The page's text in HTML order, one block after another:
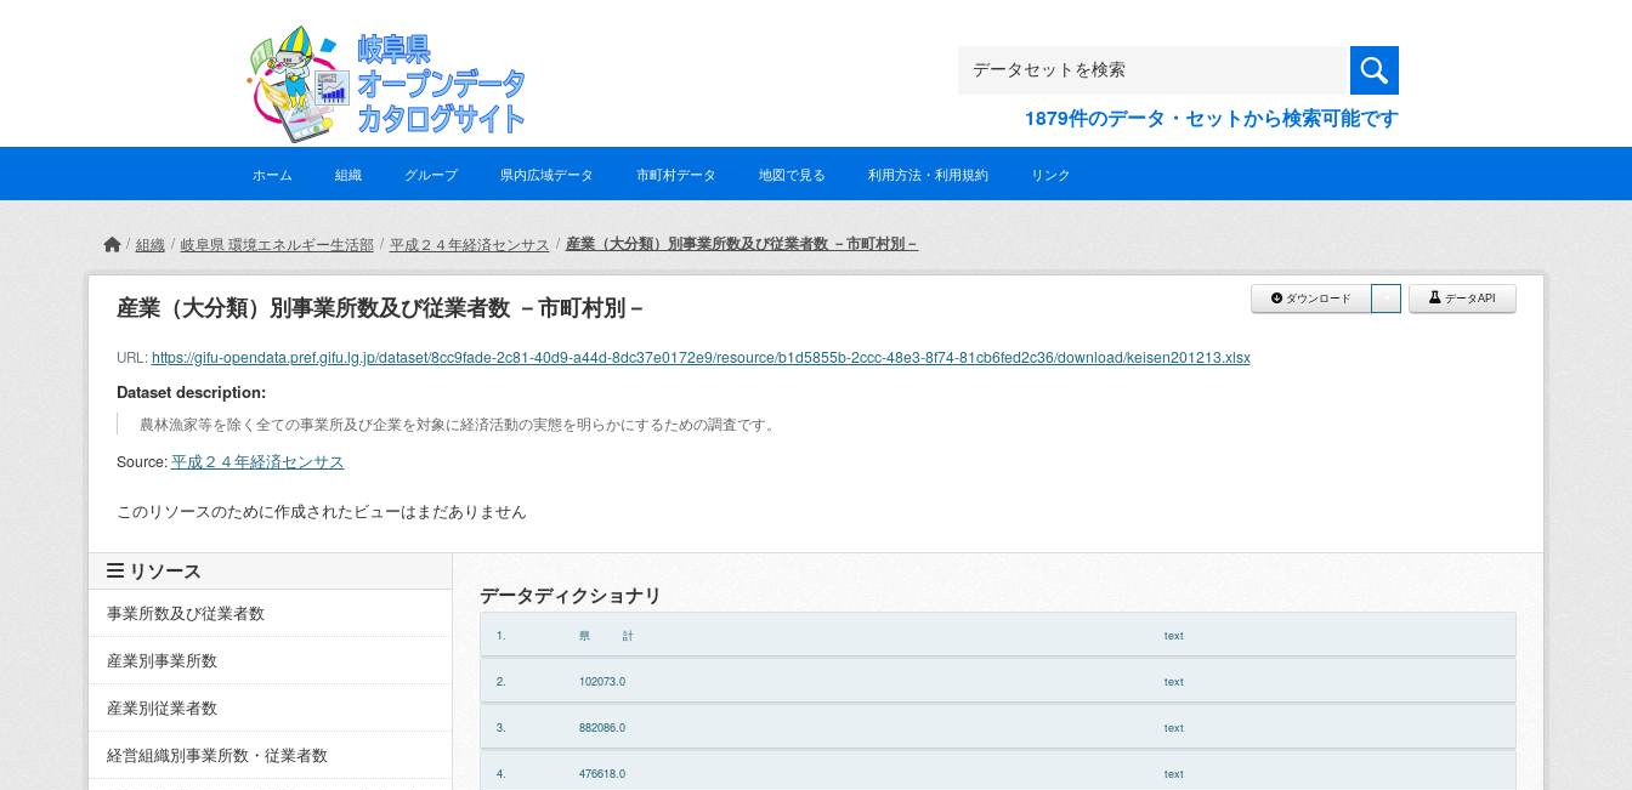
1879件のデータ・セットから検索可能です
ホーム 組織 グループ 県内広域データ 市町村データ 地図で見る 利用方法・利用規約 リンク
組織 岐阜県 環境エネルギー生活部 平成２４年経済センサス 産業（大分類）別事業所数及び従業者数 －市町村別－
ダウンロード データAPI
産業（大分類）別事業所数及び従業者数 －市町村別－
URL:https://gifu-opendata.pref.gifu.lg.jp/dataset/8cc9fade-2c81-40d9-a44d-8dc37e0172e9/resource/b1d5855b-2ccc-48e3-8f74-81cb6fed2c36/download/keisen201213.xlsx
Dataset description:
農林漁家等を除く全ての事業所及び企業を対象に経済活動の実態を明らかにするための調査です。
Source:平成２４年経済センサス
このリソースのために作成されたビューはまだありません
リソース
事業所数及び従業者数
産業別事業所数
産業別従業者数
経営組織別事業所数・従業者数
データディクショナリ
1. 県 計 text
2. 102073.0 text
3. 882086.0 text
4. 476618.0 text